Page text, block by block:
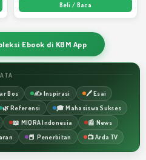
Beli / Baca
Ebook di KBM App
Bos ✍️ Inspirasi
🖊️ Esai
🌿 Referensi
🎓 Mahasiswa Sukses
📖 MIQRA Indonesia
📰 News
📕 Penerbitan 📺 Arda TV